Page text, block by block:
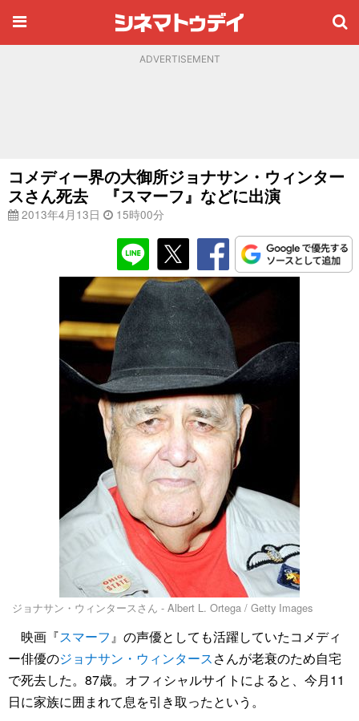
ADVERTISEMENT
コメディー界の大御所ジョナサン・ウィンター
スさん死去 『スマーフ』などに出演
2013年4月13日 15時00分
ジョナサン・ウィンタースさん - Albert L. Ortega / Getty Images
映画『スマーフ』の声優としても活躍していたコメディ
ー俳優のジョナサン・ウィンタースさんが老衰のため自宅
で死去した。87歳。オフィシャルサイトによると、今月11
日に家族に囲まれて息を引き取ったという。